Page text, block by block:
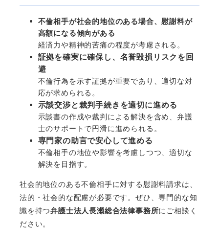
不倫相手が社会的地位のある場合、慰謝料が
高額になる傾向がある
経済力や精神的苦痛の程度が考慮される。
証拠を確実に確保し、名誉毀損リスクを回
避
不倫行為を示す証拠が重要であり、適切な対
応が求められる。
示談交渉と裁判手続きを適切に進める
示談書の作成や裁判による解決を含め、弁護
士のサポートで円滑に進められる。
専門家の助言で安心して進める
不倫相手の地位や影響を考慮しつつ、適切な
解決を目指す。
社会的地位のある不倫相手に対する慰謝料請求は、
法的・社会的な配慮が必要です。ぜひ、専門的な知
識を持つ弁護士法人長瀬総合法律事務所にご相談く
ださい。